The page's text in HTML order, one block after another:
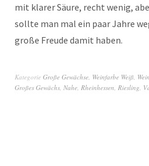
mit klarer Säure, recht wenig,
sollte man mal ein paar Jahre
große Freude damit haben.
Kategorie Große Gewächse Weinfarbe Weiß
Großes Gewächs Nahe Rheinhessen Riesling